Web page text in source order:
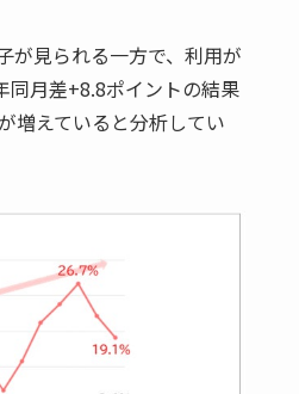
が見られる一方で、利用が
同月差+8.8ポイントの結果
増えていると分析してい